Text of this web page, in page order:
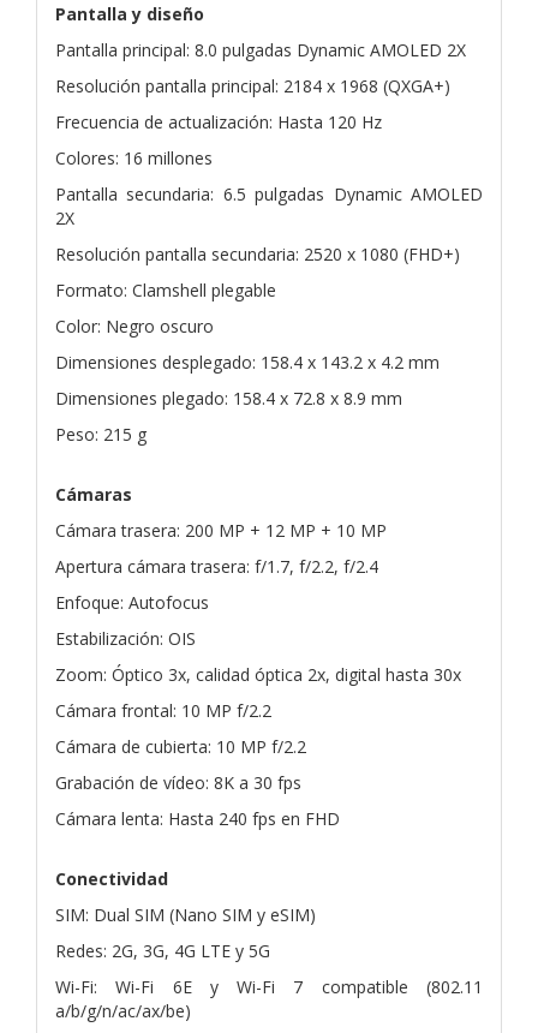
Pantalla y diseño
Pantalla principal: 8.0 pulgadas Dynamic AMOLED 2X
Resolución pantalla principal: 2184 x 1968 (QXGA+)
Frecuencia de actualización: Hasta 120 Hz
Colores: 16 millones
Pantalla secundaria: 6.5 pulgadas Dynamic AMOLED
2X
Resolución pantalla secundaria: 2520 x 1080 (FHD+)
Formato: Clamshell plegable
Color: Negro oscuro
Dimensiones desplegado: 158.4 x 143.2 x 4.2 mm
Dimensiones plegado: 158.4 x 72.8 x 8.9 mm
Peso: 215 g
Cámaras
Cámara trasera: 200 MP + 12 MP + 10 MP
Apertura cámara trasera: f/1.7, f/2.2, f/2.4
Enfoque: Autofocus
Estabilización: OIS
Zoom: Óptico 3x, calidad óptica 2x, digital hasta 30x
Cámara frontal: 10 MP f/2.2
Cámara de cubierta: 10 MP f/2.2
Grabación de vídeo: 8K a 30 fps
Cámara lenta: Hasta 240 fps en FHD
Conectividad
SIM: Dual SIM (Nano SIM y eSIM)
Redes: 2G, 3G, 4G LTE y 5G
Wi-Fi: Wi-Fi 6E y Wi-Fi 7 compatible (802.11
a/b/g/n/ac/ax/be)